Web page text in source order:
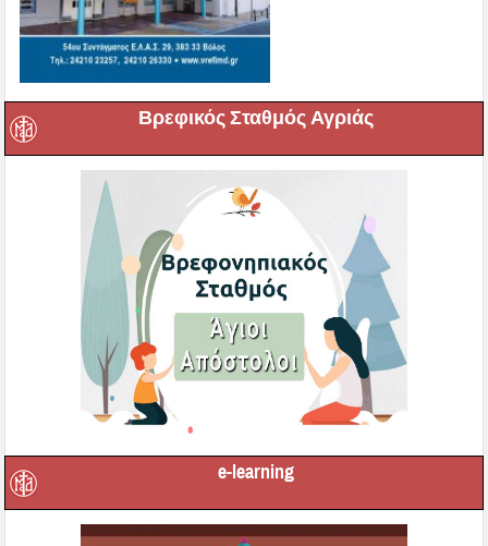
Βρεφικός Σταθμός Αγριάς
e-learning